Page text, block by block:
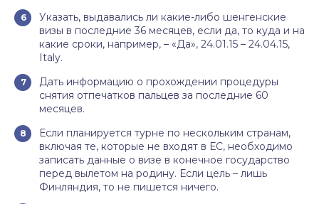
Указать, выдавались ли какие-либо шенгенские
визы в последние 36 месяцев, если да, то куда и на
какие сроки, например, – «Да», 24.01.15 – 24.04.15,
Italy.
Дать информацию о прохождении процедуры
снятия отпечатков пальцев за последние 60
месяцев.
Если планируется турне по нескольким странам,
включая те, которые не входят в ЕС, необходимо
записать данные о визе в конечное государство
перед вылетом на родину. Если цель – лишь
Финляндия, то не пишется ничего.